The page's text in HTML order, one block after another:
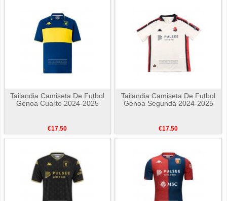
Tailandia Camiseta De Futbol
Genoa Cuarto 2024-2025
€17.50
Tailandia Camiseta De Futbol
Genoa Segunda 2024-2025
€17.50